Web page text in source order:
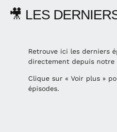
🎥 LES
Retrouve ici les derniers
directement depuis notre
Clique sur « Voir plus »
épisodes.